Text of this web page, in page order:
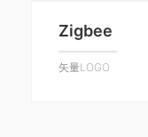
Zigbee
矢量LOGO